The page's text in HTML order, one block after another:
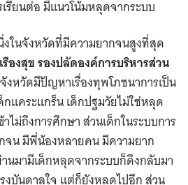
รียนต่อ มีแนวโน้มหลุดจากระบบ
ในจังหวัดที่มีความยากจนสูงที่สุด
องสุข รองปลัดองค์การบริหารส่วน
งหวัดมีปัญหาเรื่องทุพโภชนาการเป็น
แคระแกร็น เด็กปฐมวัยไม่ใช่หลุด
ไม่ถึงการศึกษา ส่วนเด็กในระบบการ
จน มีพี่น้องหลายคน มีความยาก
นมามีเด็กหลุดจากระบบก็ดึงกลับมา
บันดาลใจ แต่ก็ยังหลุดไปอีก ส่วน